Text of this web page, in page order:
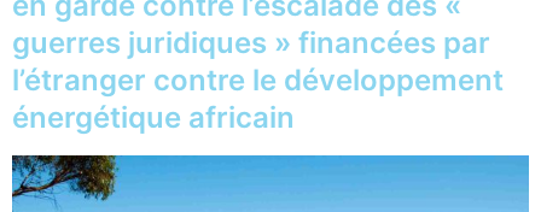
guerres juridiques » financées par
l’étranger contre le développement
énergétique africain